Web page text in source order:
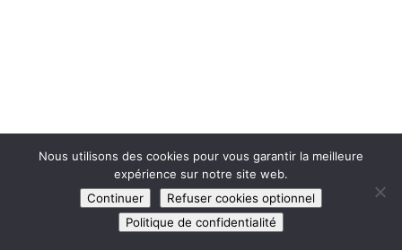
Nous utilisons des cookies pour vous garantir la meilleure
expérience sur notre site web.
Continuer
Refuser cookies optionnel
Politique de confidentialité